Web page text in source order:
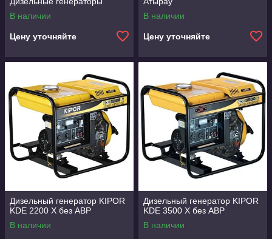
В наличии
Цену уточняйте
В наличии
Цену уточняйте
Дизельный генератор KIPOR
KDE 2200 Х без АВР
В наличии
Дизельный генератор KIPOR
KDE 3500 Х без АВР
В наличии